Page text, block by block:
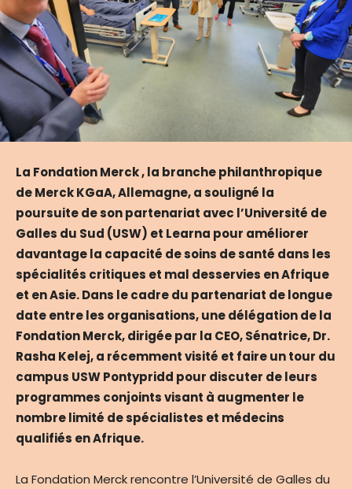
La Fondation Merck , la branche philanthropique
de Merck KGaA, Allemagne, a souligné la
poursuite de son partenariat avec l’Université de
Galles du Sud (USW) et Learna pour améliorer
davantage la capacité de soins de santé dans les
spécialités critiques et mal desservies en Afrique
et en Asie. Dans le cadre du partenariat de longue
date entre les organisations, une délégation de la
Fondation Merck, dirigée par la CEO, Sénatrice, Dr.
Rasha Kelej, a récemment visité et faire un tour du
campus USW Pontypridd pour discuter de leurs
programmes conjoints visant à augmenter le
nombre limité de spécialistes et médecins
qualifiés en Afrique.
La Fondation Merck rencontre l’Université de Galles du